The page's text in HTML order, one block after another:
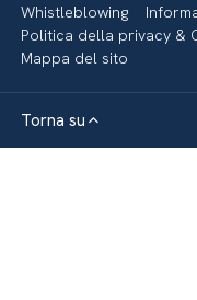
Whistleblowing
Politica della privacy &
Mappa del sito
Torna su